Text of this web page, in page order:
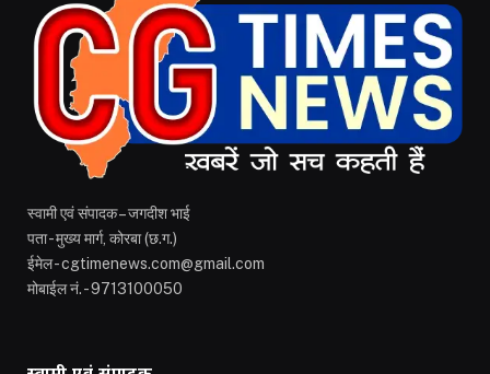
स्वामी एवं संपादक – जगदीश भाई
पता - मुख्य मार्ग, कोरबा (छ.ग.)
ईमेल - cgtimenews.com@gmail.com
मोबाईल नं. - 9713100050